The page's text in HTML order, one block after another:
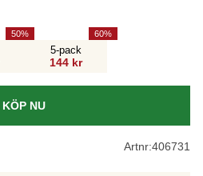
50
5-pack
144 kr
60
KÖP NU
Artnr:406731